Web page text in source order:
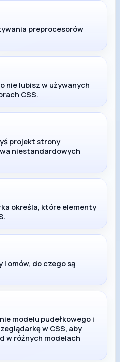
preprocesorów
nie lubisz w używanych
CSS.
projekt strony
niestandardowych
określa, które elementy
omów, do czego są
modelu pudełkowego i
w CSS, aby
w różnych modelach